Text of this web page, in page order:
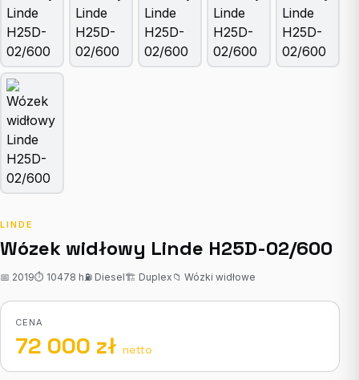
LINDE
Wózek widłowy Linde H25D-02/600
📅 2019⏱ 10478 h⛽ Diesel🏗 Duplex 📁 Wózki widłowe
CENA
72 000 zł netto